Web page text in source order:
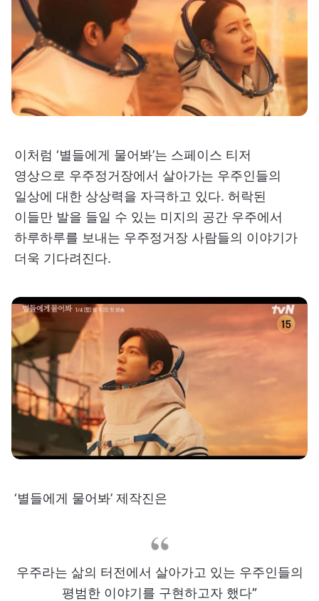
이처럼 ‘별들에게 물어봐’는 스페이스 티저
영상으로 우주정거장에서 살아가는 우주인들의
일상에 대한 상상력을 자극하고 있다. 허락된
이들만 발을 들일 수 있는 미지의 공간 우주에서
하루하루를 보내는 우주정거장 사람들의 이야기가
더욱 기다려진다.
‘별들에게 물어봐’ 제작진은
우주라는 삶의 터전에서 살아가고 있는 우주인들의
평범한 이야기를 구현하고자 했다”